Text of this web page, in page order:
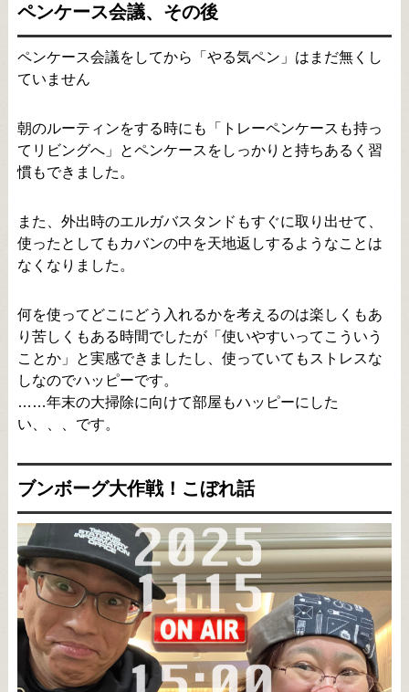
ペンケース会議、その後
ペンケース会議をしてから「やる気ペン」はまだ無くし
ていません
朝のルーティンをする時にも「トレーペンケースも持っ
てリビングへ」とペンケースをしっかりと持ちあるく習
慣もできました。
また、外出時のエルガバスタンドもすぐに取り出せて、
使ったとしてもカバンの中を天地返しするようなことは
なくなりました。
何を使ってどこにどう入れるかを考えるのは楽しくもあ
り苦しくもある時間でしたが「使いやすいってこういう
ことか」と実感できましたし、使っていてもストレスな
しなのでハッピーです。
……年末の大掃除に向けて部屋もハッピーにした
い、、、です。
ブンボーグ大作戦！こぼれ話